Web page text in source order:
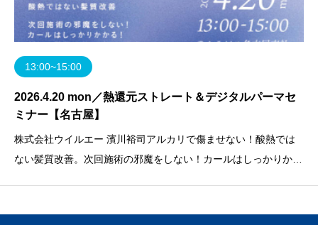
13:00~15:00
2026.4.20 mon／熱還元ストレート＆デジタルパーマセ
ミナー【名古屋】
株式会社ウイルエー 濱川裕司アルカリで傷ませない！酸熱では
ない髪質改善。次回施術の邪魔をしない！カールはしっかりかか